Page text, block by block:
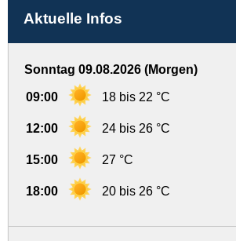
Aktuelle Infos
Sonntag 09.08.2026 (Morgen)
09:00 18 bis 22 °C
12:00 24 bis 26 °C
15:00 27 °C
18:00 20 bis 26 °C